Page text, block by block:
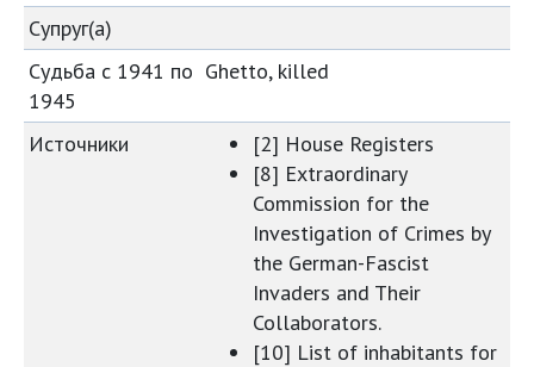
Супруг(а)
Судьба с 1941 по
1945
Ghetto, killed
Источники
[2] House Registers
[8] Extraordinary
Commission for the
Investigation of Crimes by
the German-Fascist
Invaders and Their
Collaborators.
[10] List of inhabitants for